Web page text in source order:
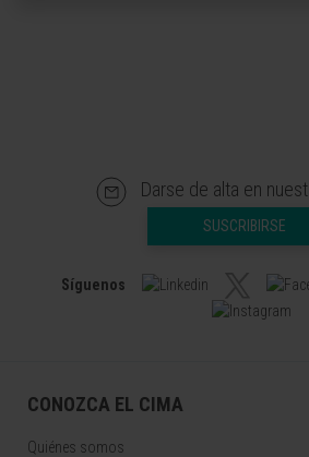
Darse de alta en
SUSCRIBIRSE
Síguenos
CONOZCA EL CIMA
Quiénes somos